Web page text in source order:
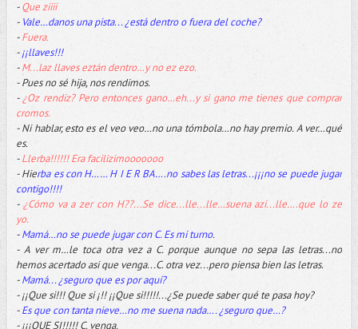
-Que ziiii
-Vale…danos una pista... ¿está dentro o fuera del coche?
-Fuera.
-¡¡llaves!!!
-M...laz llaves eztán dentro…y no ez ezo.
- Pues no sé hija, nos rendimos.
-¿Oz rendiz? Pero entonces gano…eh...y si gano me tienes que comprar
cromos.
- Ni hablar, esto es el veo veo…no una tómbola…no hay premio. A ver…qué
es.
-Llerba!!!!!! Era facilizimooooooo
- Hierba es con H…… H I E R BA….no sabes las letras...¡¡¡no se puede jugar
contigo!!!!
-¿Cómo va a zer con H??...Se dice...lle...lle…suena azi...lle….que lo ze
yo.
-Mamá…no se puede jugar con C. Es mi turno.
- A ver m…le toca otra vez a C. porque aunque no sepa las letras...no
hemos acertado asi que venga...C. otra vez...pero piensa bien las letras.
-Mamá... ¿seguro que es por aquí?
- ¡¡Que si!!! Que si ¡!! ¡¡Que si!!!!!...¿Se puede saber qué te pasa hoy?
-Es que con tanta nieve…no me suena nada…. ¿seguro que…?
- ¡¡¡QUE SI!!!!! C. venga.